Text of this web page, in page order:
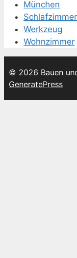
München
Schlafzimmer
Werkzeug
Wohnzimmer
© 2026 Bauen
GeneratePress